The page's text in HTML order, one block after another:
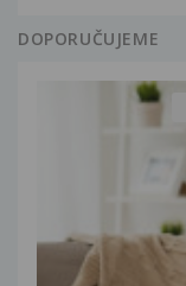
DOPORUČUJEME